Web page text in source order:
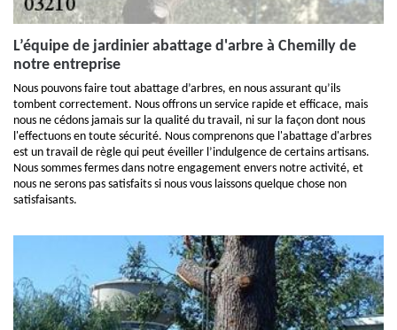
L’équipe de jardinier abattage d'arbre à Chemilly de
notre entreprise
Nous pouvons faire tout abattage d’arbres, en nous assurant qu’ils
tombent correctement. Nous offrons un service rapide et efficace, mais
nous ne cédons jamais sur la qualité du travail, ni sur la façon dont nous
l'effectuons en toute sécurité. Nous comprenons que l'abattage d'arbres
est un travail de règle qui peut éveiller l’indulgence de certains artisans.
Nous sommes fermes dans notre engagement envers notre activité, et
nous ne serons pas satisfaits si nous vous laissons quelque chose non
satisfaisants.